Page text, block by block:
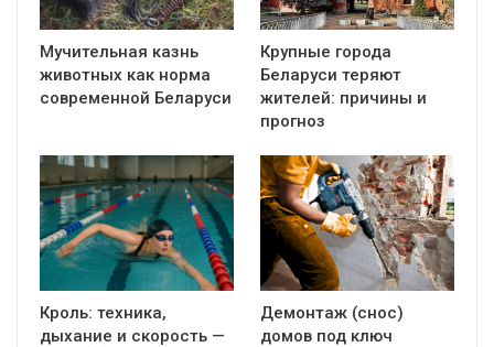
Мучительная казнь
животных как норма
современной Беларуси
Крупные города
Беларуси теряют
жителей: причины и
прогноз
Кроль: техника,
дыхание и скорость —
Демонтаж (снос)
домов под ключ